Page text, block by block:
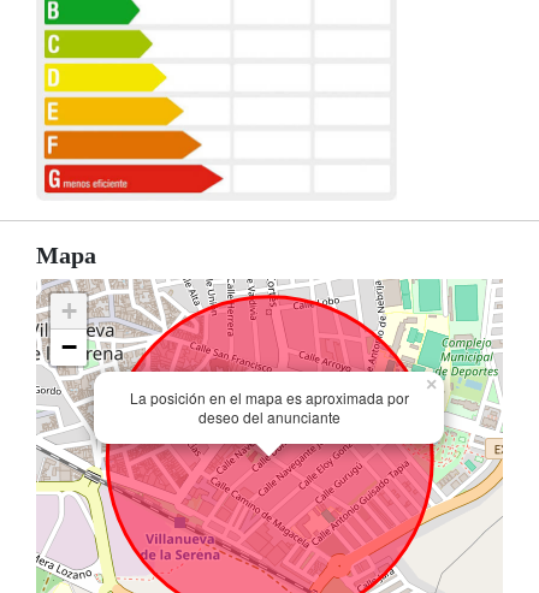
Mapa
La posición en el mapa es aproximada por
deseo del anunciante
×
+
−